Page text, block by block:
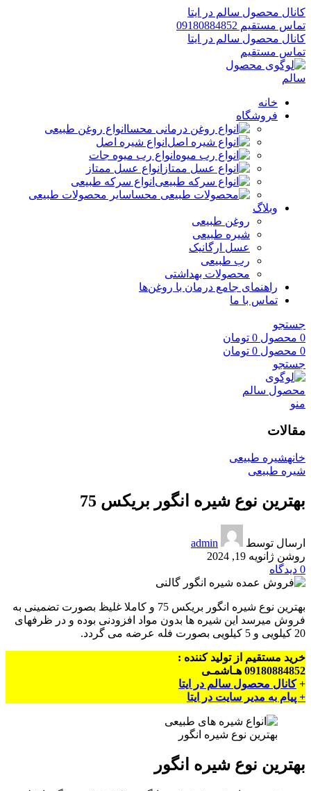
کانال محصول سالم در ایتا
تماس مستقیم 09180884852
کانال محصول سالم در ایتا
تماس مستقیم
خانه
فروشگاه
انواع روغن طبیعی
انواع شیره اصل
انواع رب میوه جات
انواع عسل ممتاز
انواع سرکه طبیعی
سایر محصولات طبیعی
وبلاگ
روغن طبیعی
شیره طبیعی
عسل ارگانیک
رب طبیعی
محصولات بهداشتی
راهنمای جامع درمان با روغن‌ها
تماس با ما
جستجو
0 محصول 0 تومان
0 محصول 0 تومان
جستجو
منو
مقالات
خانهشیره طبیعی
شیره طبیعی
بهترین نوع شیره انگور بریکس 75
ارسال توسط
admin
روشن ژانویه 19, 2024
0 دیدگاه
بهترین نوع شیره انگور بریکس 75 و کاملا غلیظ بصورت تضمینی به
فروش میرسد این شیره ها بدون مواد افزودنی بوده و در ظرفهای
20 کیلویی و 5 کیلویی بصورت فله عرضه می گردد.
خرید مستقیم از تولید کننده :
09180884852 هـاشمـی
+کانال محصول سالم در ایتا
+ پیام به مدیر سایت در ایتا
بهترین نوع شیره انگور
بهترین نوع شیره انگور